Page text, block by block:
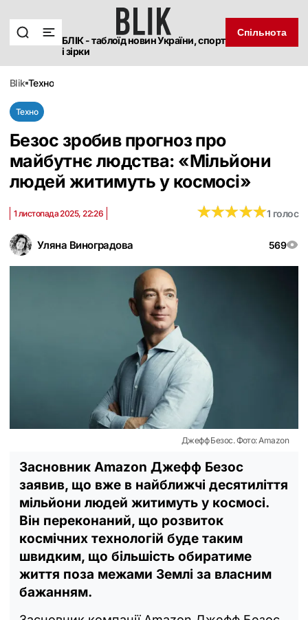
БЛІК - таблоїд новин України, спорт
і зірки
Спільнота
blik техно
Техно
Безос зробив прогноз про
майбутнє людства: «‎Мільйони
людей житимуть у космосі»
Уляна Виноградова 569
1 листопада 2025, 22:26 ★★★★★
★★★★★1 голос
Джефф Безос. Фото: Amazon
Засновник Amazon Джефф Безос
заявив, що вже в найближчі десятиліття
мільйони людей житимуть у космосі.
Він переконаний, що розвиток
космічних технологій буде таким
швидким, що більшість обиратиме
життя поза межами Землі за власним
бажанням.